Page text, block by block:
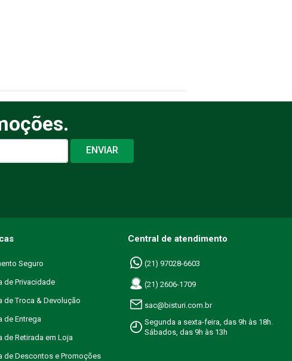
ENVIAR
Seguro
de Privacidade
de Troca & Devolução
de Entrega
de Retirada em Loja
de Descontos e Promoções
Central de atendimento
(21) 97028-6603
(21) 2606-1709
sac@bisturi.com.br
Segunda a sexta-feira, das 9h às 18h.
Sábados, das 9h às 13h